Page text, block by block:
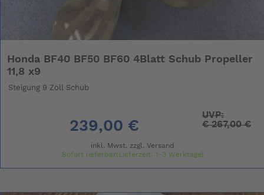
Honda BF40 BF50 BF60 4Blatt Schub Propeller
11,8 x9
Steigung 9 Zoll Schub
239,00 €
UVP:
€267,00 €
inkl. Mwst. zzgl. Versand
Sofort lieferbar(Lieferzeit: 1-3 Werktage)